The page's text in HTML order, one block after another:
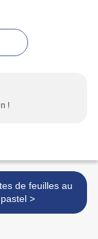
!
de feuilles au
pastel >